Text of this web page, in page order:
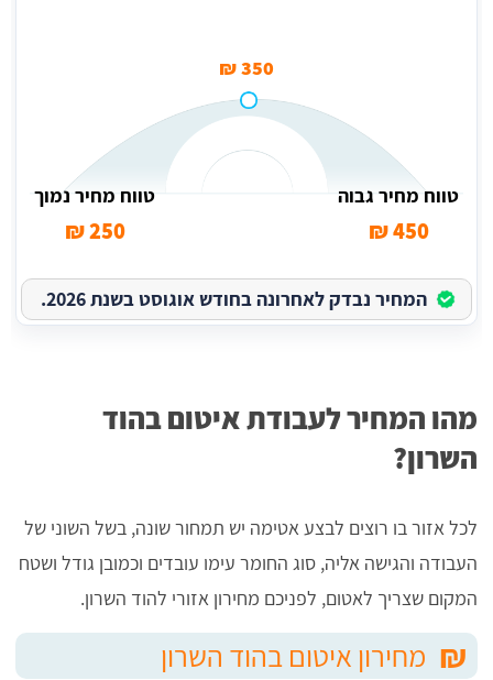
350 ₪
טווח מחיר גבוה
450 ₪
טווח מחיר נמוך
250 ₪
המחיר נבדק לאחרונה בחודש אוגוסט בשנת 2026.
מהו המחיר לעבודת איטום בהוד
השרון?
לכל אזור בו רוצים לבצע אטימה יש תמחור שונה, בשל השוני של
העבודה והגישה אליה, סוג החומר עימו עובדים וכמובן גודל ושטח
המקום שצריך לאטום, לפניכם מחירון אזורי להוד השרון.
₪ מחירון איטום בהוד השרון